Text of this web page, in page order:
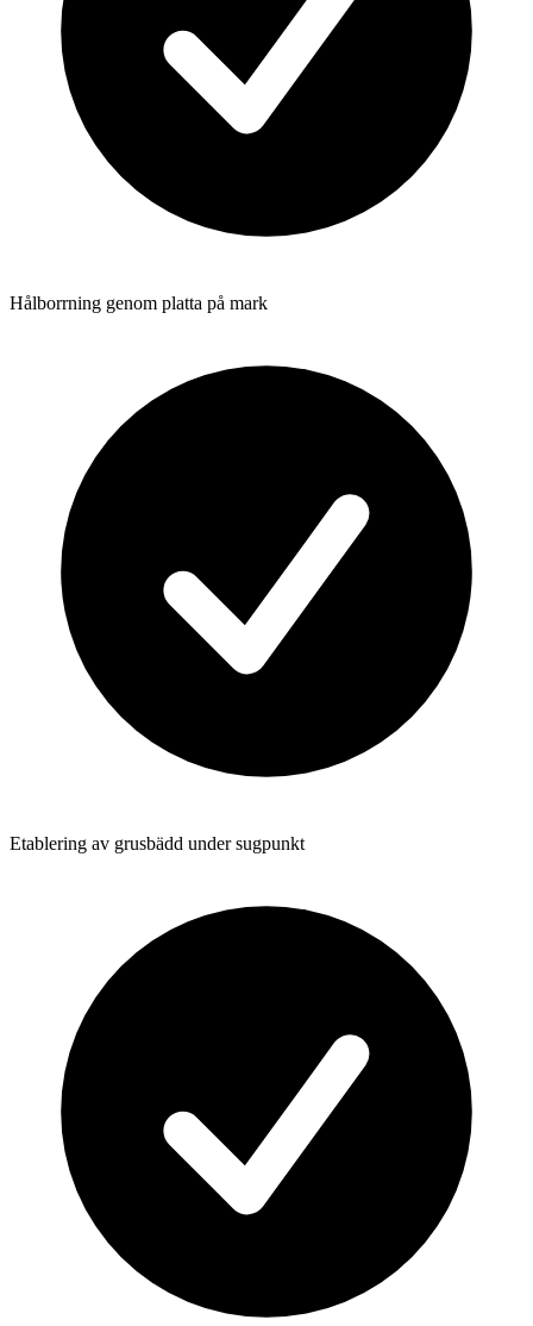
Hålborrning genom platta på mark
Etablering av grusbädd under sugpunkt